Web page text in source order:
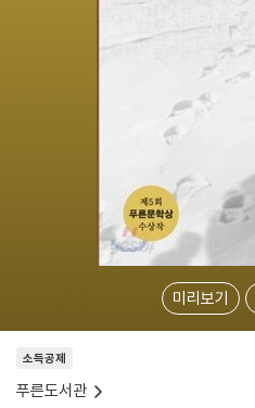
미리보기
소득공제
푸른도서관